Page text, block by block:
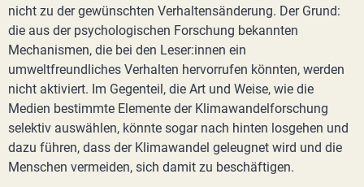
nicht zu der gewünschten Verhaltensänderung. Der Grund:
die aus der psychologischen Forschung bekannten
Mechanismen, die bei den Leser:innen ein
umweltfreundliches Verhalten hervorrufen könnten, werden
nicht aktiviert. Im Gegenteil, die Art und Weise, wie die
Medien bestimmte Elemente der Klimawandelforschung
selektiv auswählen, könnte sogar nach hinten losgehen und
dazu führen, dass der Klimawandel geleugnet wird und die
Menschen vermeiden, sich damit zu beschäftigen.